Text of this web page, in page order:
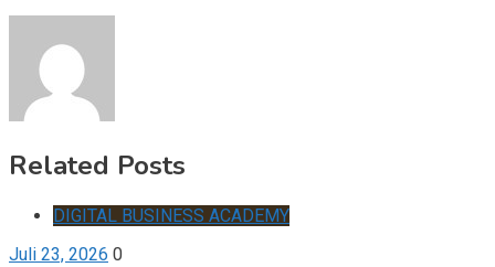
Related Posts
DIGITAL BUSINESS ACADEMY
Juli 23, 2026 0